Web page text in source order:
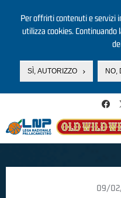
Per offrirti contenuti e servizi
utilizza cookies. Continuando
SÌ, AUTORIZZO NO,
09/